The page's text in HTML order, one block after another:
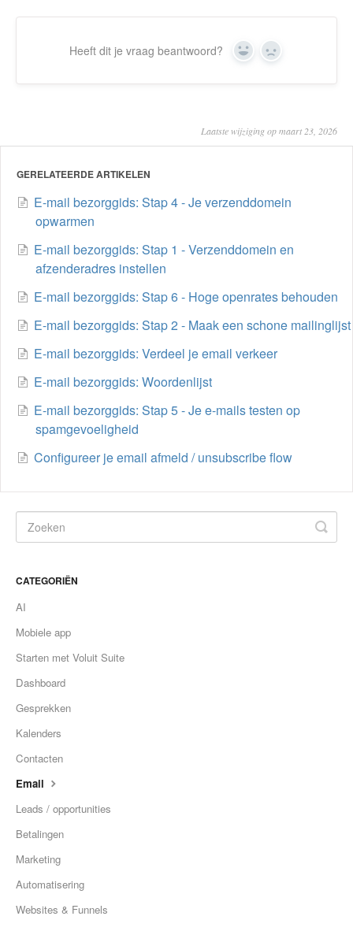
Heeft dit je vraag beantwoord? Yes No
Laatste wijziging op maart 23, 2026
GERELATEERDE ARTIKELEN
E-mail bezorggids: Stap 4 - Je verzenddomein
opwarmen
E-mail bezorggids: Stap 1 - Verzenddomein en
afzenderadres instellen
E-mail bezorggids: Stap 6 - Hoge openrates behouden
E-mail bezorggids: Stap 2 - Maak een schone mailinglijst
E-mail bezorggids: Verdeel je email verkeer
E-mail bezorggids: Woordenlijst
E-mail bezorggids: Stap 5 - Je e-mails testen op
spamgevoeligheid
Configureer je email afmeld / unsubscribe flow
CATEGORIËN
AI
Mobiele app
Starten met Voluit Suite
Dashboard
Gesprekken
Kalenders
Contacten
Email
Leads / opportunities
Betalingen
Marketing
Automatisering
Websites & Funnels